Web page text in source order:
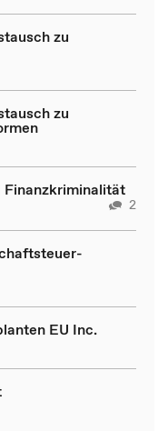
zu
zu
Finanzkriminalität
2
EU Inc.